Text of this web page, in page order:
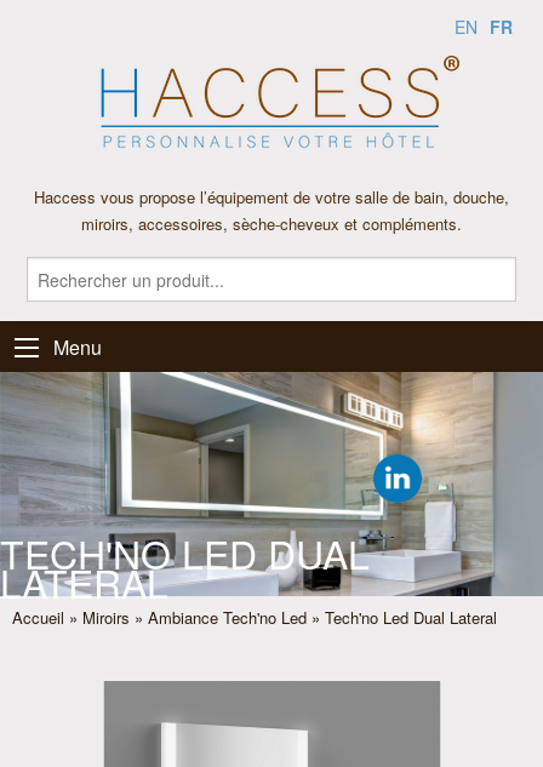
EN FR
Haccess vous propose l’équipement de votre salle de bain, douche,
miroirs, accessoires, sèche-cheveux et compléments.
Menu
TECH'NO LED DUAL
LATERAL
Accueil » Miroirs » Ambiance Tech'no Led » Tech'no Led Dual Lateral